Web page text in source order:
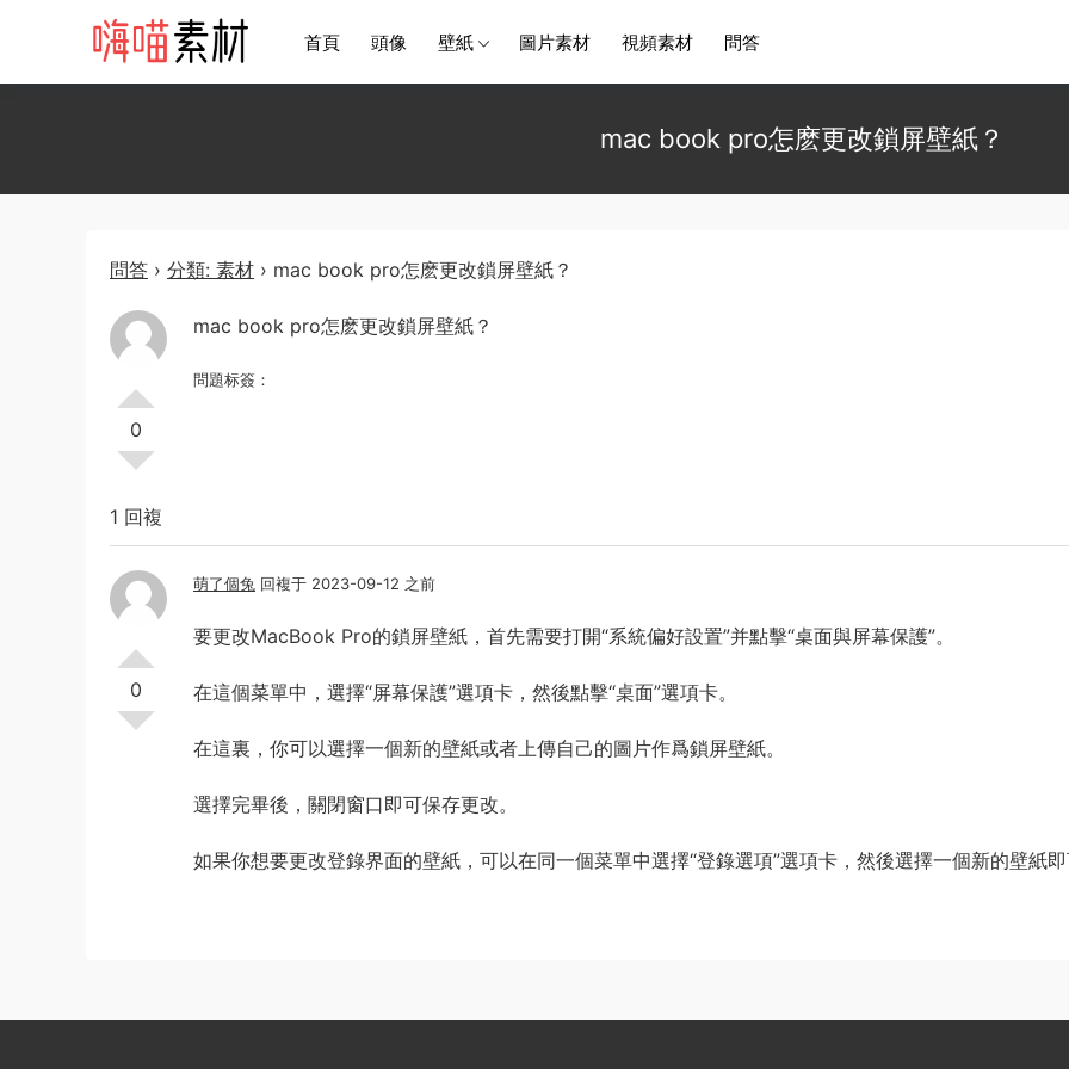
首頁 頭像 壁紙 圖片素材 視頻素材 問答
mac book pro怎麽更改鎖屏壁紙？
問答 › 分類: 素材 › mac book pro怎麽更改鎖屏壁紙？
0
mac book pro怎麽更改鎖屏壁紙？
問題标簽：
1 回複
0
萌了個兔 回複于 2023-09-12 之前
要更改MacBook Pro的鎖屏壁紙，首先需要打開“系統偏好設置”并點擊“桌面與屏幕保護”。
在這個菜單中，選擇“屏幕保護”選項卡，然後點擊“桌面”選項卡。
在這裏，你可以選擇一個新的壁紙或者上傳自己的圖片作爲鎖屏壁紙。
選擇完畢後，關閉窗口即可保存更改。
如果你想要更改登錄界面的壁紙，可以在同一個菜單中選擇“登錄選項”選項卡，然後選擇一個新的壁紙